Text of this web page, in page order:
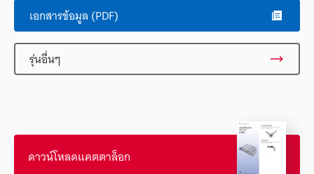
เอกสารข้อมูล (PDF)
รุ่นอื่นๆ
ดาวน์โหลดแคตตาล็อก